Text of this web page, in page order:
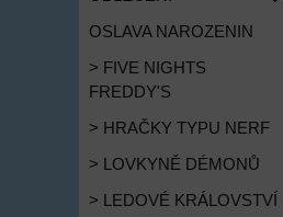
OSLAVA NAROZENIN
> FIVE NIGHTS
FREDDY'S
> HRAČKY TYPU NERF
> LOVKYNĚ DÉMONŮ
> LEDOVÉ KRÁLOVSTVÍ